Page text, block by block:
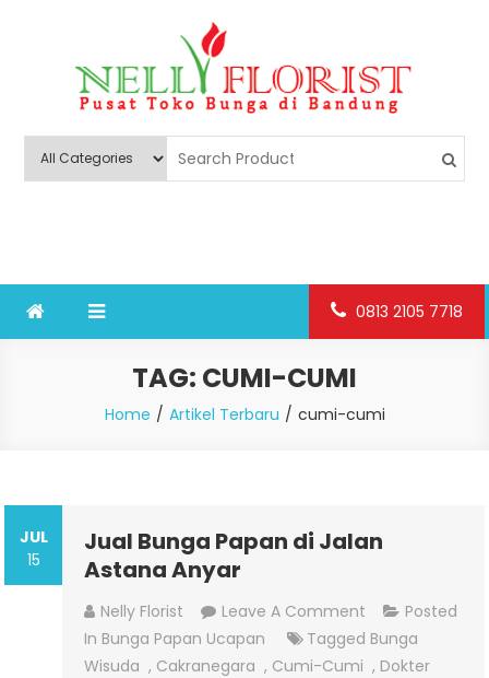
Nelly Florist Bandung
0813 2105 7718
TAG: CUMI-CUMI
Home Artikel Terbaru cumi-cumi
JUL
15
Jual Bunga Papan di Jalan
Astana Anyar
Nelly Florist Leave A Comment On
Jual
Bunga
Posted
In Bunga Papan Ucapan Tagged Bunga
Wisuda , Cakranegara , Cumi-Cumi , Dokter